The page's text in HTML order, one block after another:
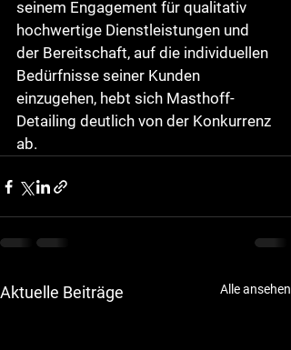
seinem Engagement für qualitativ
hochwertige Dienstleistungen und
der Bereitschaft, auf die individuellen
Bedürfnisse seiner Kunden
einzugehen, hebt sich Masthoff-
Detailing deutlich von der Konkurrenz
ab.
Aktuelle Beiträge Alle ansehen